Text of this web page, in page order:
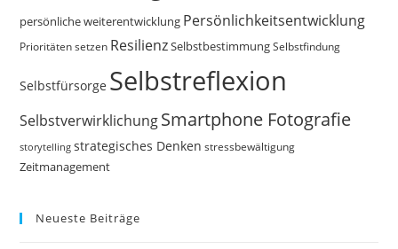
persönliche weiterentwicklung Persönlichkeitsentwicklung
Prioritäten setzen ResilienzSelbstbestimmung Selbstfindung
Selbstfürsorge Selbstreflexion
SelbstverwirklichungSmartphone Fotografie
storytelling strategisches Denken stressbewältigung
Zeitmanagement
Neueste Beiträge